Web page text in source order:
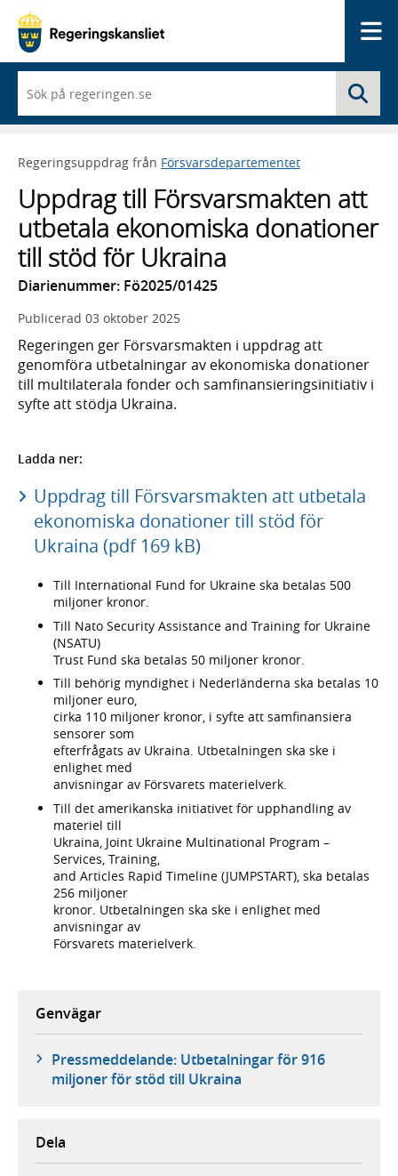
du
börjar
skriva
framträder
lista
med
sökförslag
Regeringsuppdrag från Försvarsdepartementet
Uppdrag till Försvarsmakten att
utbetala ekonomiska donationer
till stöd för Ukraina
Diarienummer: Fö2025/01425
Publicerad 03 oktober 2025
Regeringen ger Försvarsmakten i uppdrag att
genomföra utbetalningar av ekonomiska donationer
till multilaterala fonder och samfinansieringsinitiativ i
syfte att stödja Ukraina.
Ladda ner:
Uppdrag till Försvarsmakten att utbetala
ekonomiska donationer till stöd för
Ukraina (pdf 169 kB)
Till International Fund for Ukraine ska betalas 500
miljoner kronor.
Till Nato Security Assistance and Training for Ukraine
(NSATU)
Trust Fund ska betalas 50 miljoner kronor.
Till behörig myndighet i Nederländerna ska betalas 10
miljoner euro,
cirka 110 miljoner kronor, i syfte att samfinansiera
sensorer som
efterfrågats av Ukraina. Utbetalningen ska ske i
enlighet med
anvisningar av Försvarets materielverk.
Till det amerikanska initiativet för upphandling av
materiel till
Ukraina, Joint Ukraine Multinational Program –
Services, Training,
and Articles Rapid Timeline (JUMPSTART), ska betalas
256 miljoner
kronor. Utbetalningen ska ske i enlighet med
anvisningar av
Försvarets materielverk.
Genvägar
Pressmeddelande: Utbetalningar för 916
miljoner för stöd till Ukraina
Dela